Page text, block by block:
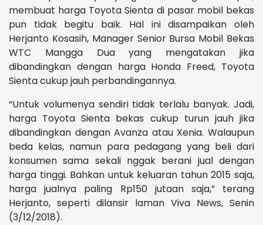
membuat harga Toyota Sienta di pasar mobil bekas
pun tidak begitu baik. Hal ini disampaikan oleh
Herjanto Kosasih, Manager Senior Bursa Mobil Bekas
WTC Mangga Dua yang mengatakan jika
dibandingkan dengan harga Honda Freed, Toyota
Sienta cukup jauh perbandingannya.
“Untuk volumenya sendiri tidak terlalu banyak. Jadi,
harga Toyota Sienta bekas cukup turun jauh jika
dibandingkan dengan Avanza atau Xenia. Walaupun
beda kelas, namun para pedagang yang beli dari
konsumen sama sekali nggak berani jual dengan
harga tinggi. Bahkan untuk keluaran tahun 2015 saja,
harga jualnya paling Rp150 jutaan saja,” terang
Herjanto, seperti dilansir laman Viva News, Senin
(3/12/2018).